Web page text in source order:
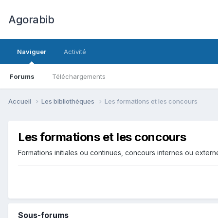
Agorabib
Naviguer
Forums Téléchargements
Activité
Accueil Les bibliothèques Les formations et les concours
Les formations et les concours
Formations initiales ou continues, concours internes ou
Sous-forums